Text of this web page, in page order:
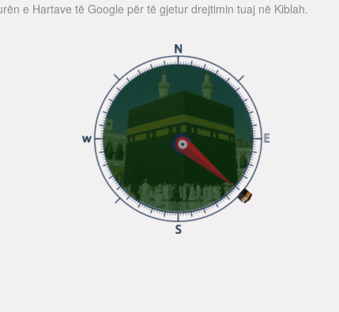
e Hartave të Google për të gjetur drejtimin tuaj në Kiblah.